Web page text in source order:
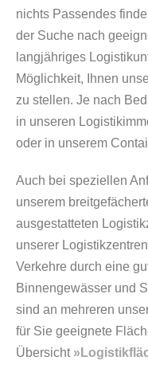
nichts Passendes
der Suche nach
langjähriges
Möglichkeit, Ihnen
zu stellen. Je nach
in unseren
oder in unserem
Auch bei speziellen
unserem
ausgestatteten
unserer
Verkehre durch eine
Binnengewässer und
sind an mehreren
für Sie geeignete
Übersicht